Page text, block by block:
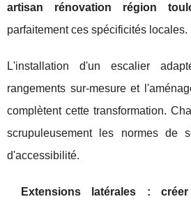
artisan rénovation région
parfaitement ces spécificités locales.
L'installation d'un escalier
rangements sur-mesure et
complètent cette transformation.
scrupuleusement les normes de
d'accessibilité.
Extensions latérales :